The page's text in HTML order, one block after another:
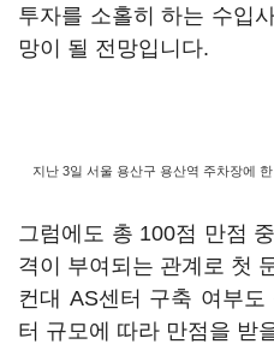
투자를 소홀히 하는 수입
망이 될 전망입니다.
지난 3일 서울 용산구 용산역 주차장에
그럼에도 총 100점 만점
격이 부여되는 관계로 첫
컨대 AS센터 구축 여부
터 규모에 따라 만점을 받